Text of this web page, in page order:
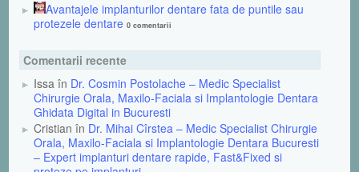
Avantajele implanturilor dentare fata de puntile sau
protezele dentare 0 comentarii
Comentarii recente
Issa în Dr. Cosmin Postolache – Medic Specialist
Chirurgie Orala, Maxilo-Faciala si Implantologie Dentara
Ghidata Digital in Bucuresti
Cristian în Dr. Mihai Cîrstea – Medic Specialist Chirurgie
Orala, Maxilo-Faciala si Implantologie Dentara Bucuresti
– Expert implanturi dentare rapide, Fast&Fixed si